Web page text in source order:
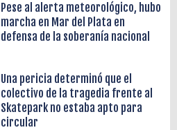
Pese al alerta meteorológico, hubo
marcha en Mar del Plata en
defensa de la soberanía nacional
Una pericia determinó que el
colectivo de la tragedia frente al
Skatepark no estaba apto para
circular